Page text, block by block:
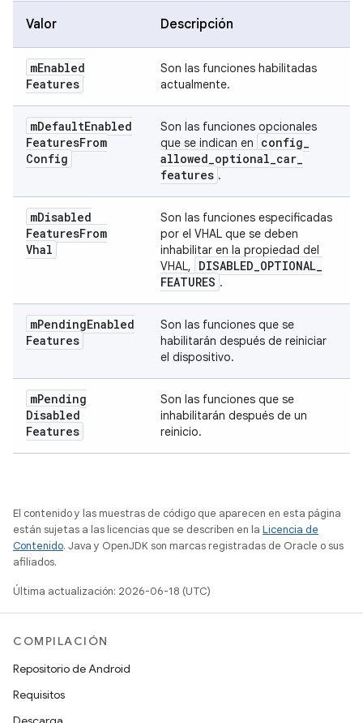
Valor Descripción
mEnabled
Features
Son las funciones habilitadas
actualmente.
mDefaultEnabled
FeaturesFrom
Config
Son las funciones opcionales
que se indican en
config_
allowed_optional_car_
features .
mDisabled
FeaturesFrom
Vhal
Son las funciones especificadas
por el VHAL que se deben
inhabilitar en la propiedad del
VHAL,
DISABLED_OPTIONAL_
FEATURES .
mPendingEnabled
Features
Son las funciones que se
habilitarán después de reiniciar
el dispositivo.
mPending
Disabled
Features
Son las funciones que se
inhabilitarán después de un
reinicio.
El contenido y las muestras de código que aparecen en esta página
están sujetas a las licencias que se describen en la Licencia de
Contenido. Java y OpenJDK son marcas registradas de Oracle o sus
afiliados.
Última actualización: 2026-06-18 (UTC)
COMPILACIÓN
Repositorio de Android
Requisitos